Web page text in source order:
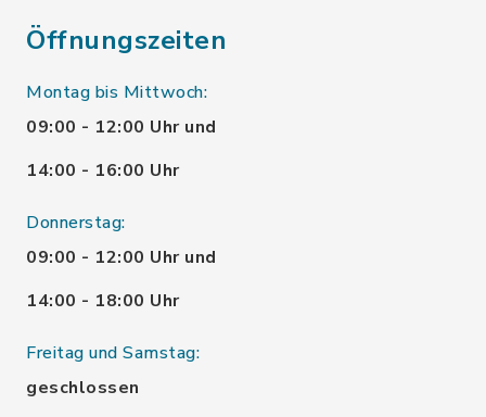
Öffnungszeiten
Montag bis Mittwoch:
09:00 - 12:00 Uhr und
14:00 - 16:00 Uhr
Donnerstag:
09:00 - 12:00 Uhr und
14:00 - 18:00 Uhr
Freitag und Samstag:
geschlossen